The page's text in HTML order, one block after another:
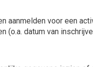
aanmelden voor een
(o.a. datum van